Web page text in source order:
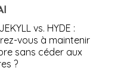
vs. HYDE :
vous à maintenir
sans céder aux
?